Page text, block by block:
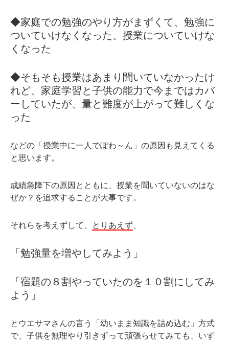
◆家庭での勉強のやり方がまずくて、勉強に
ついていけなくなった、授業についていけな
くなった
◆そもそも授業はあまり聞いていなかったけ
れど、家庭学習と子供の能力で今まではカバ
ーしていたが、量と難度が上がって難しくな
った
などの「授業中に一人でぽわ～ん」の原因も見えてくる
と思います。
成績急降下の原因とともに、授業を聞いていないのはな
ぜか？を追求することが大事です。
それらを考えずして、 とりあえず
「勉強量を増やしてみよう」
「宿題の８割やっていたのを１０割にしてみ
よう」
とウエサマさんの言う「幼いまま知識を詰め込む」方式
で、子供を無理やり引きずって頑張らせてみても、いず